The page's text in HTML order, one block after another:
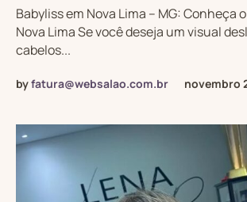
Babyliss em Nova Lima – MG: Conheça
Nova Lima Se você deseja um visual
cabelos...
byfatura@websalao.com.br novembro